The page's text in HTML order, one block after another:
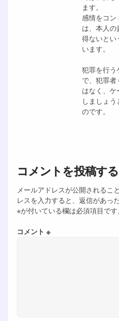
ます。
感情をコ
は、本人
得ないとい
います。
犯罪を行う
で、犯罪
はなく、
しましょ
のです。
コメントを投稿する
メールアドレスが公開されるこ
レスを入力すると、返信があっ
※が付いている欄は必須項目です
コメント ※